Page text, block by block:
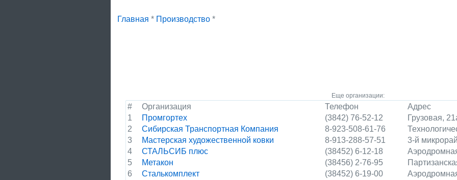
Главная * Производство *
Еще организации:
# Организация Телефон
Адрес
1
Промгортех (3842) 76-52-12
Грузовая,
2
Сибирская Транспортная Компания 8-923-508-61-76
3
Мастерская художественной ковки 8-913-288-57-51
3-й
4
СТАЛЬСИБ плюс (38452) 6-12-18
5
Метакон (38456) 2-76-95
6
Сталькомплект (38452) 6-19-00